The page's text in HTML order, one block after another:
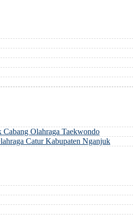
Olahraga Taekwondo
Catur Kabupaten Nganjuk